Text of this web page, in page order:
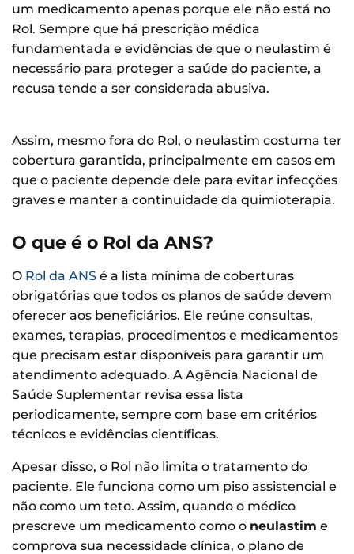
um medicamento apenas porque ele não está no
Rol. Sempre que há prescrição médica
fundamentada e evidências de que o neulastim é
necessário para proteger a saúde do paciente, a
recusa tende a ser considerada abusiva.
Assim, mesmo fora do Rol, o neulastim costuma ter
cobertura garantida, principalmente em casos em
que o paciente depende dele para evitar infecções
graves e manter a continuidade da quimioterapia.
O que é o Rol da ANS?
O Rol da ANS é a lista mínima de coberturas
obrigatórias que todos os planos de saúde devem
oferecer aos beneficiários. Ele reúne consultas,
exames, terapias, procedimentos e medicamentos
que precisam estar disponíveis para garantir um
atendimento adequado. A Agência Nacional de
Saúde Suplementar revisa essa lista
periodicamente, sempre com base em critérios
técnicos e evidências científicas.
Apesar disso, o Rol não limita o tratamento do
paciente. Ele funciona como um piso assistencial e
não como um teto. Assim, quando o médico
prescreve um medicamento como o neulastim e
comprova sua necessidade clínica, o plano de